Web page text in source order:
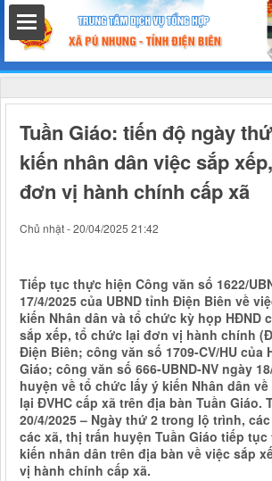
chính
Tuần Giáo: tiến độ ngày
kiến nhân dân việc sắp
đơn vị hành chính cấp xã
Chủ nhật - 20/04/2025 21:42
Tiếp tục thực hiện Công văn số 1622/
17/4/2025 của UBND tỉnh Điện Biên về
kiến Nhân dân và tổ chức kỳ họp HĐND
sắp xếp, tổ chức lại đơn vị hành chính
Điện Biên; công văn số 1709-CV/HU của
Giáo; công văn số 666-UBND-NV ngày
huyện về tổ chức lấy ý kiến Nhân dân
lại ĐVHC cấp xã trên địa bàn Tuần Giáo.
20/4/2025 – Ngày thứ 2 trong lộ trình,
các xã, thị trấn huyện Tuần Giáo tiếp
kiến nhân dân trên địa bàn về việc sắp
vị hành chính cấp xã.